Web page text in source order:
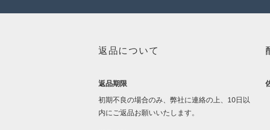
返品について
返品期限
初期不良の場合のみ、弊社に連絡の上、10日以
内にご返品お願いいたします。